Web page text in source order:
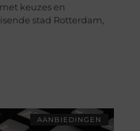
keuzes en
stad Rotterdam,
AANBIEDINGEN